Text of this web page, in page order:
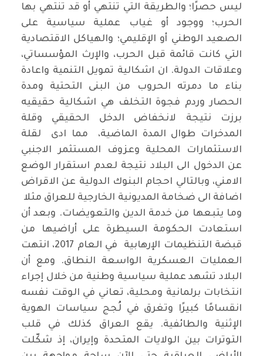
ليس حصرًا؛ والطريقة التي تنتهي أو قد تنتهي بها
الحرب؛ ووجود أو غياب عملية سياسية على
الصعيد الوطني أو الإقليمي؛ والهياكل الاقتصادية
التي كانت قائمة قبل الحرب، والإرث المؤسساتي،
وعلاقات الدولة. ان اشكالية تمويل التنمية واعادة
بناء ما دمرته الحروب من البنى التحتية ومدة
الحصار وردم فجوة التخلف هي اشكالية حقيقيه
برزت نتيجة لانخفاض الدخل الحقيقي وقلة
المدخرات طوال المدة الماضية، مما ادى لقلة
الاستثمارات المحلية وعزوف المستثمر الاجنبي
عن الدخول الى البلاد نتيجة لعدم استقرار الوضع
الامني، وبالتالي احجام البنوك الدولية عن الاقراض
اضافة الى ضخامة المديونية الخارجية للعراق مثلا
وما يتبعها من خدمة الدين والتعويضات. وبعد أن
استعادت الحكومة السيطرة على أراضيها من
قبضة التنظيمات الإرهابية في العام 2017، انتهت
العمليات العسكرية الواسعة النطاق. ومع أن
البلاد تشهد عملية سياسية وطنية من خلال إجراء
انتخابات برلمانية ومحلية، تعاني في الوقت نفسه
انقسامًا كبيرًا وتغرق في لُجج سياسات الهوية
الإثنية والطائفية. يقع العراق كذلك في قلب
التوترات بين الولايات المتحدة وإيران، إذ شكّلت